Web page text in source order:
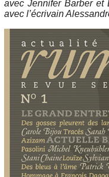
avec Jennifer Barber
avec l’écrivain